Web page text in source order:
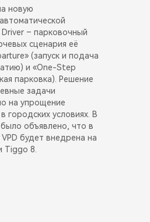
новую
Driver – парковочный
сценария её
(запуск и подача
и «One-Step
парковка). Решение
задачи
на упрощение
городских условиях. В
объявлено, что в
будет внедрена на
Tiggo 8.